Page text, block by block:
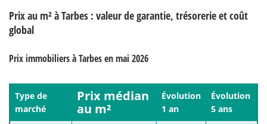
Prix au m² à Tarbes : valeur de garantie, trésorerie et coût
global
Prix immobiliers à Tarbes en mai 2026
Type de
marché
Prix médian
au m²
Évolution
1 an
Évolution
5 ans